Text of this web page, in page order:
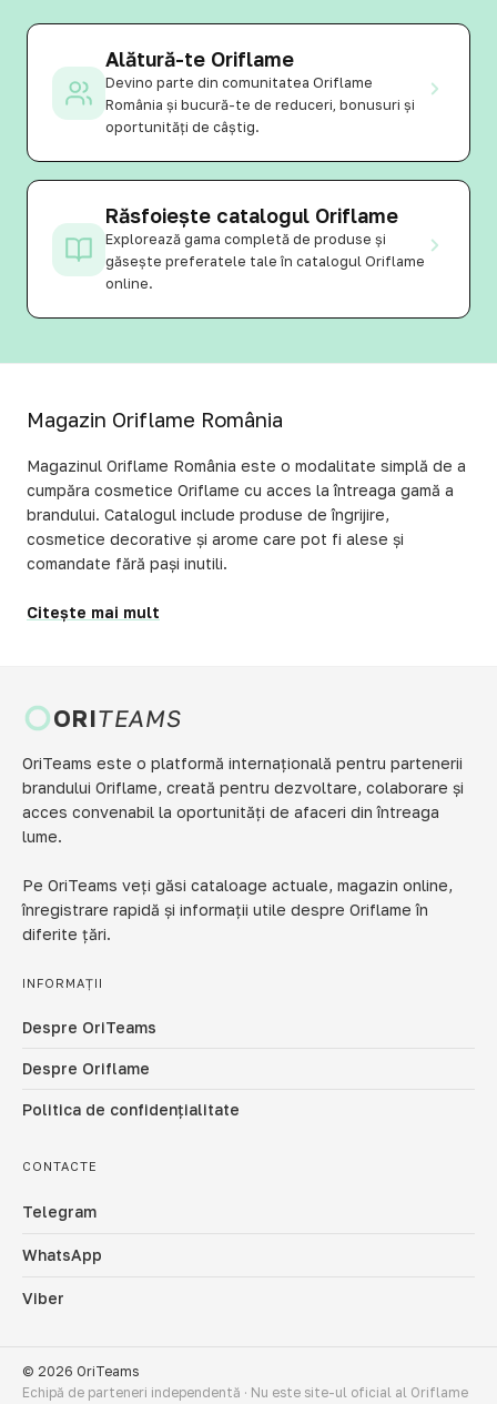
Alătură-te Oriflame
Devino parte din comunitatea Oriflame
România și bucură-te de reduceri, bonusuri și
oportunități de câștig.
Răsfoiește catalogul Oriflame
Explorează gama completă de produse și
găsește preferatele tale în catalogul Oriflame
online.
Magazin Oriflame România
Magazinul Oriflame România este o modalitate simplă de a
cumpăra cosmetice Oriflame cu acces la întreaga gamă a
brandului. Catalogul include produse de îngrijire,
cosmetice decorative și arome care pot fi alese și
comandate fără pași inutili.
Citește mai mult
ORITEAMS
OriTeams este o platformă internațională pentru partenerii
brandului Oriflame, creată pentru dezvoltare, colaborare și
acces convenabil la oportunități de afaceri din întreaga
lume.
Pe OriTeams veți găsi cataloage actuale, magazin online,
înregistrare rapidă și informații utile despre Oriflame în
diferite țări.
INFORMAȚII
Despre OriTeams
Despre Oriflame
Politica de confidențialitate
CONTACTE
Telegram
WhatsApp
Viber
© 2026 OriTeams
Echipă de parteneri independentă · Nu este site-ul oficial al Oriflame